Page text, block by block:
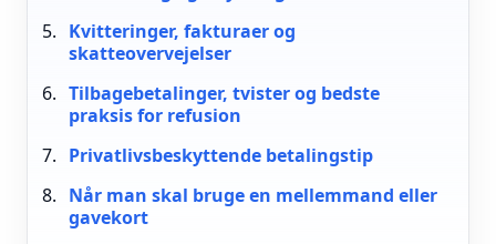
Kvitteringer, fakturaer og
skatteovervejelser
Tilbagebetalinger, tvister og bedste
praksis for refusion
Privatlivsbeskyttende betalingstip
Når man skal bruge en mellemmand eller
gavekort